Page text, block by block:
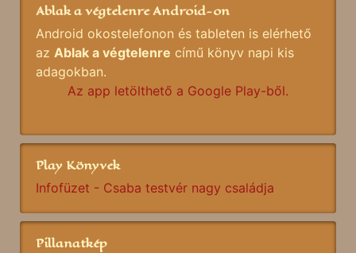
Ablak a végtelenre Android-on
Android okostelefonon és tableten is elérhető
az Ablak a végtelenre című könyv napi kis
adagokban.
Az app letölthető a Google Play-ből.
Play Könyvek
Infofüzet - Csaba testvér nagy családja
Pillanatkép